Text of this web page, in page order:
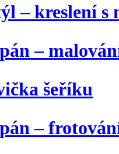
– kreslení s
–
šeříku
–